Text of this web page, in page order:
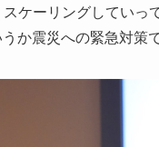
ケーリングしていっ
か震災への緊急対策で